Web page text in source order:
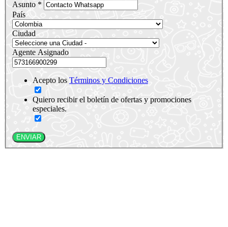
Asunto *
País
Ciudad
Agente Asignado
Acepto los Términos y Condiciones
Quiero recibir el boletín de ofertas y promociones
especiales.
ENVIAR